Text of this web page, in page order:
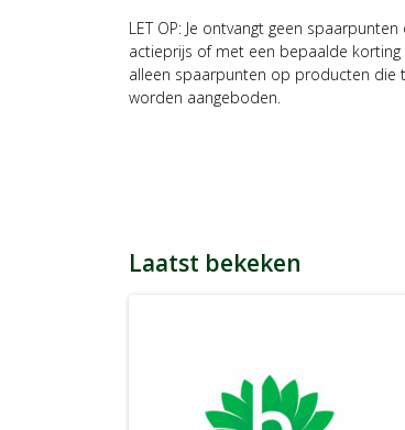
LET OP: Je ontvangt geen
actieprijs of met een bepaalde
alleen spaarpunten op producten
worden aangeboden.
Laatst bekeken